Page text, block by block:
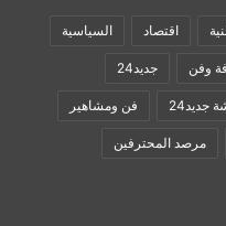
اقتصاد السياسية
وفن جديد24
جديد24 فن ومشاهير
مرصد المحترفين